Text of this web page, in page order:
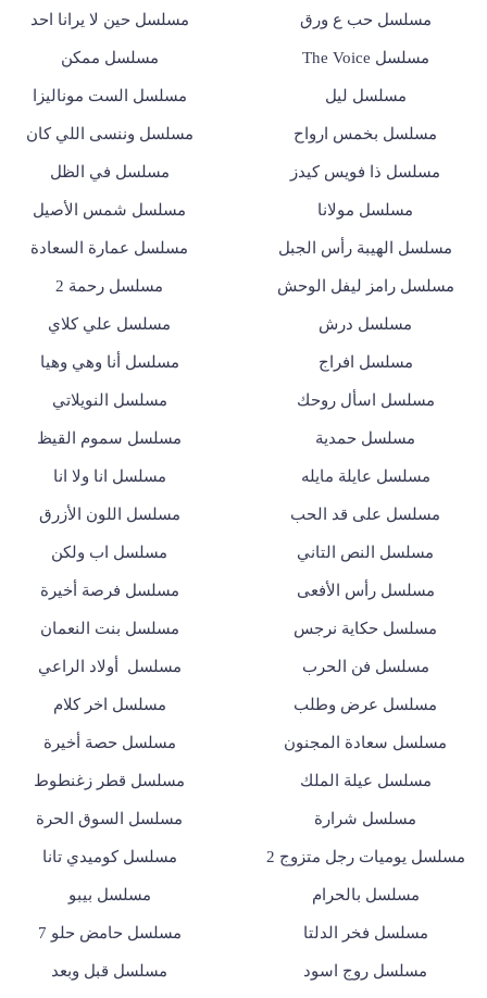
مسلسل حب ع ورق مسلسل حين لا يرانا احد
مسلسل The Voice مسلسل ممكن
مسلسل ليل مسلسل الست موناليزا
مسلسل بخمس ارواح مسلسل وننسى اللي كان
مسلسل ذا فويس كيدز مسلسل في الظل
مسلسل مولانا مسلسل شمس الأصيل
مسلسل الهيبة رأس الجبل مسلسل عمارة السعادة
مسلسل رامز ليفل الوحش مسلسل رحمة 2
مسلسل درش مسلسل علي كلاي
مسلسل افراج مسلسل أنا وهي وهيا
مسلسل اسأل روحك مسلسل النويلاتي
مسلسل حمدية مسلسل سموم القيظ
مسلسل عايلة مايله مسلسل انا ولا انا
مسلسل على قد الحب مسلسل اللون الأزرق
مسلسل النص التاني مسلسل اب ولكن
مسلسل رأس الأفعى مسلسل فرصة أخيرة
مسلسل حكاية نرجس مسلسل بنت النعمان
مسلسل فن الحرب مسلسل أولاد الراعي
مسلسل عرض وطلب مسلسل اخر كلام
مسلسل سعادة المجنون مسلسل حصة أخيرة
مسلسل عيلة الملك مسلسل قطر زغنطوط
مسلسل شرارة مسلسل السوق الحرة
مسلسل يوميات رجل متزوج 2 مسلسل كوميدي تانا
مسلسل بالحرام مسلسل بيبو
مسلسل فخر الدلتا مسلسل حامض حلو 7
مسلسل روج اسود مسلسل قبل وبعد